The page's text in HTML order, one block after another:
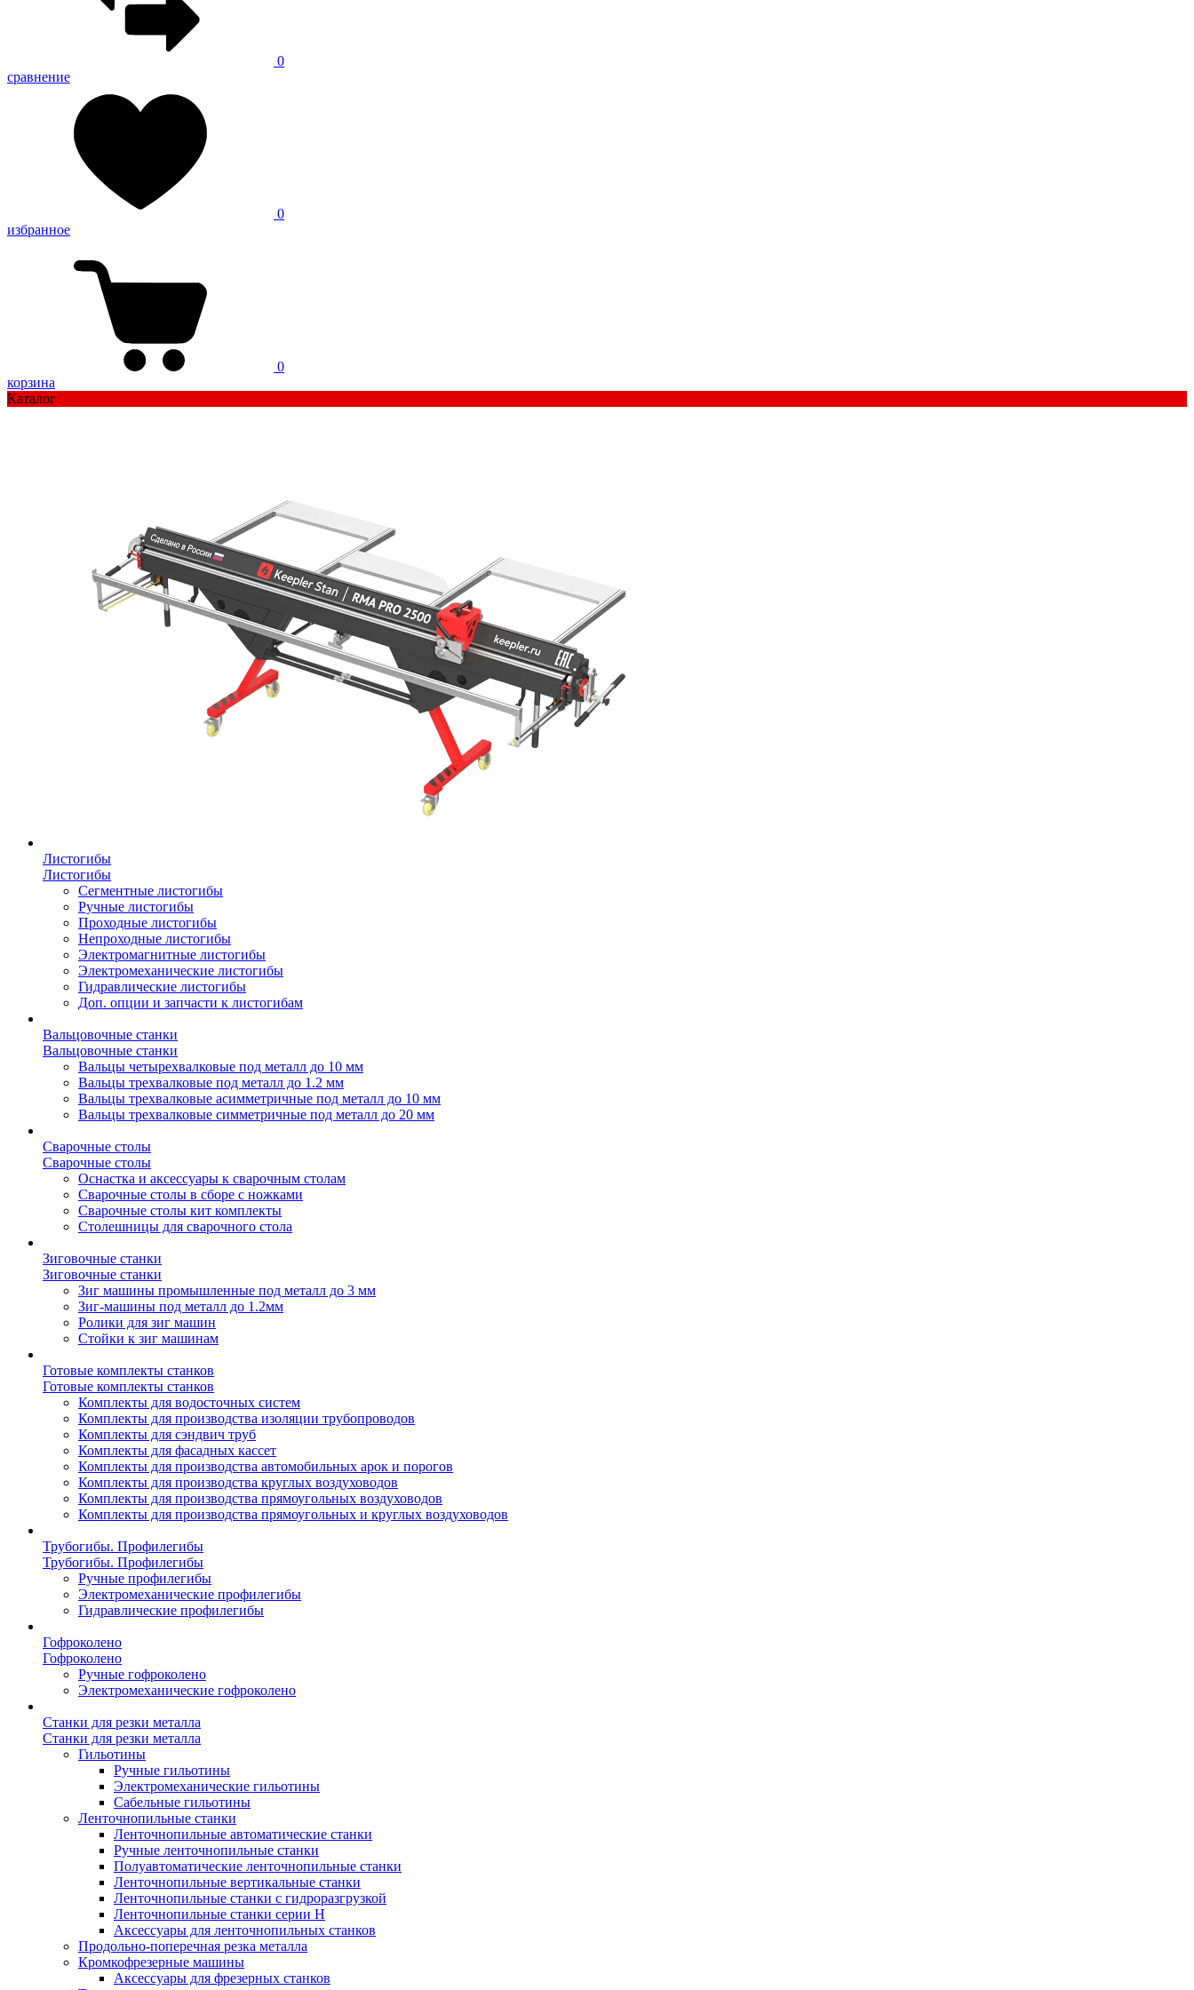
0
сравнение
0
избранное
0
корзина
Каталог
Листогибы
Листогибы
Сегментные листогибы
Ручные листогибы
Проходные листогибы
Непроходные листогибы
Электромагнитные листогибы
Электромеханические листогибы
Гидравлические листогибы
Доп. опции и запчасти к листогибам
Вальцовочные станки
Вальцовочные станки
Вальцы четырехвалковые под металл до 10 мм
Вальцы трехвалковые под металл до 1.2 мм
Вальцы трехвалковые асимметричные под металл до 10 мм
Вальцы трехвалковые симметричные под металл до 20 мм
Сварочные столы
Сварочные столы
Оснастка и аксессуары к сварочным столам
Сварочные столы в сборе с ножками
Сварочные столы кит комплекты
Столешницы для сварочного стола
Зиговочные станки
Зиговочные станки
Зиг машины промышленные под металл до 3 мм
Зиг-машины под металл до 1.2мм
Ролики для зиг машин
Стойки к зиг машинам
Готовые комплекты станков
Готовые комплекты станков
Комплекты для водосточных систем
Комплекты для производства изоляции трубопроводов
Комплекты для сэндвич труб
Комплекты для фасадных кассет
Комплекты для производства автомобильных арок и порогов
Комплекты для производства круглых воздуховодов
Комплекты для производства прямоугольных воздуховодов
Комплекты для производства прямоугольных и круглых воздуховодов
Трубогибы. Профилегибы
Трубогибы. Профилегибы
Ручные профилегибы
Электромеханические профилегибы
Гидравлические профилегибы
Гофроколено
Гофроколено
Ручные гофроколено
Электромеханические гофроколено
Станки для резки металла
Станки для резки металла
Гильотины
Ручные гильотины
Электромеханические гильотины
Сабельные гильотины
Ленточнопильные станки
Ленточнопильные автоматические станки
Ручные ленточнопильные станки
Полуавтоматические ленточнопильные станки
Ленточнопильные вертикальные станки
Ленточнопильные станки с гидроразгрузкой
Ленточнопильные станки серии H
Аксессуары для ленточнопильных станков
Продольно-поперечная резка металла
Кромкофрезерные машины
Аксессуары для фрезерных станков